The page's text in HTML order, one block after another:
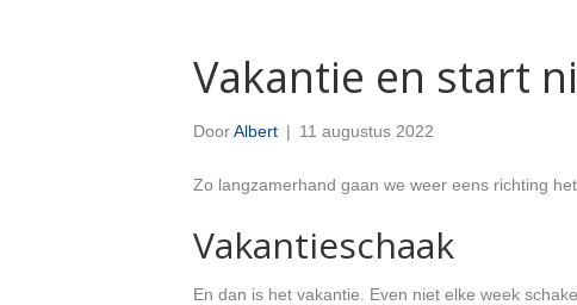
Vakantie en start
DoorAlbert | 11 augustus 2022
Zo langzamerhand gaan we weer eens richting
Vakantieschaak
En dan is het vakantie. Even niet elke week